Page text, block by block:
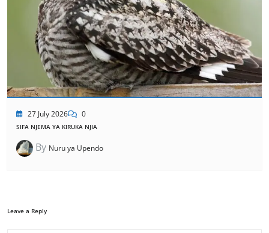
27 July 2026 0
SIFA NJEMA YA KIRUKA NJIA
By Nuru ya Upendo
Leave a Reply